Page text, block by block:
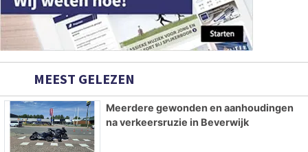
MEEST GELEZEN
Meerdere gewonden en aanhoudingen
na verkeersruzie in Beverwijk